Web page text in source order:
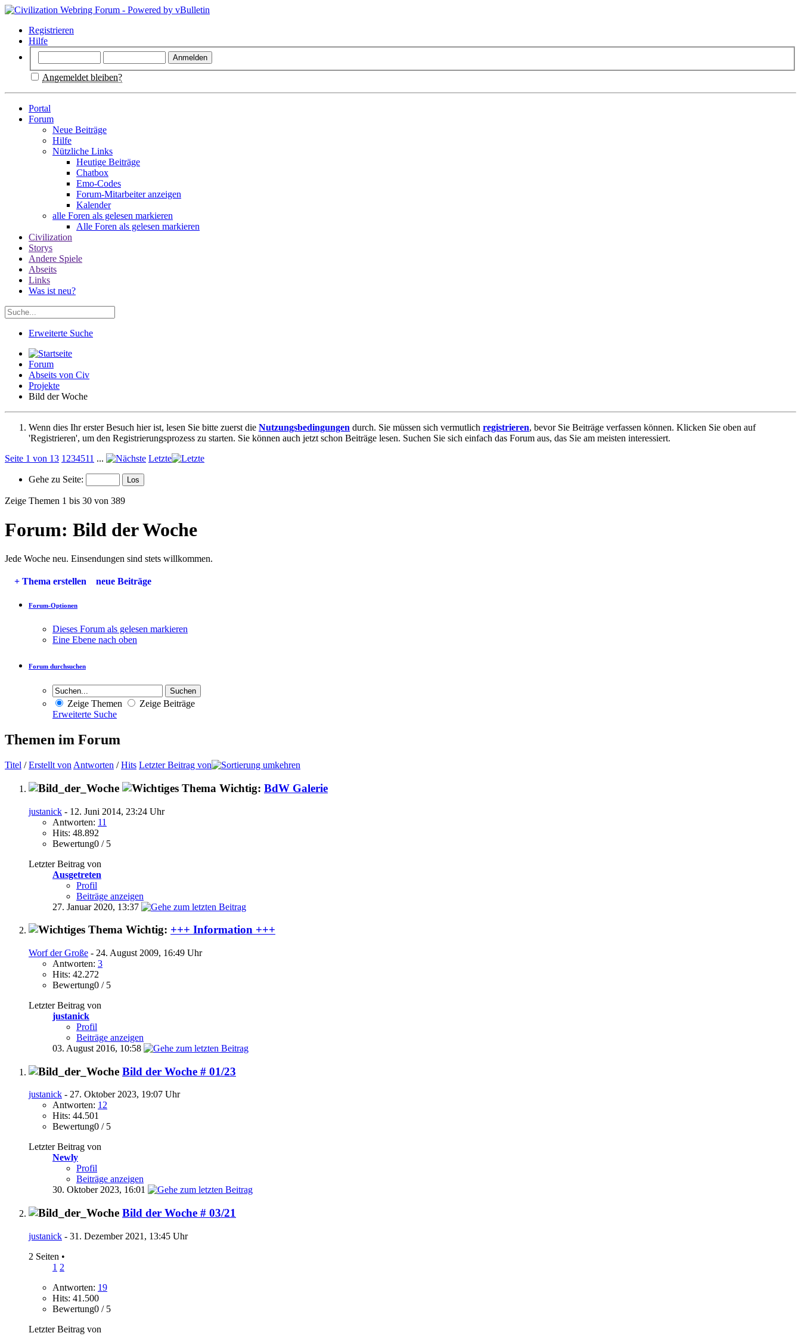
Registrieren
Hilfe
Angemeldet bleiben?
Portal
Forum
Neue Beiträge
Hilfe
Nützliche Links
Heutige Beiträge
Chatbox
Emo-Codes
Forum-Mitarbeiter anzeigen
Kalender
alle Foren als gelesen markieren
Alle Foren als gelesen markieren
Civilization
Storys
Andere Spiele
Abseits
Links
Was ist neu?
Erweiterte Suche
Forum
Abseits von Civ
Projekte
Bild der Woche
Wenn dies Ihr erster Besuch hier ist, lesen Sie bitte zuerst die Nutzungsbedingungen durch. Sie müssen sich vermutlich registrieren, bevor Sie Beiträge verfassen können. Klicken Sie oben auf
'Registrieren', um den Registrierungsprozess zu starten. Sie können auch jetzt schon Beiträge lesen. Suchen Sie sich einfach das Forum aus, das Sie am meisten interessiert.
Seite 1 von 13 1 234511 ... Letzte
Gehe zu Seite:
Zeige Themen 1 bis 30 von 389
Forum: Bild der Woche
Jede Woche neu. Einsendungen sind stets willkommen.
+ Thema erstellen neue Beiträge
Forum-Optionen
Dieses Forum als gelesen markieren
Eine Ebene nach oben
Forum durchsuchen
Zeige Themen
Zeige Beiträge
Erweiterte Suche
Themen im Forum
Titel /Erstellt von Antworten /Hits Letzter Beitrag von
Wichtig: BdW Galerie
justanick - 12. Juni 2014, 23:24 Uhr
Antworten: 11
Hits: 48.892
Bewertung0 / 5
Letzter Beitrag von
Ausgetreten
Profil
Beiträge anzeigen
27. Januar 2020, 13:37
Wichtig: +++ Information +++
Worf der Große - 24. August 2009, 16:49 Uhr
Antworten: 3
Hits: 42.272
Bewertung0 / 5
Letzter Beitrag von
justanick
Profil
Beiträge anzeigen
03. August 2016, 10:58
Bild der Woche # 01/23
justanick - 27. Oktober 2023, 19:07 Uhr
Antworten: 12
Hits: 44.501
Bewertung0 / 5
Letzter Beitrag von
Newly
Profil
Beiträge anzeigen
30. Oktober 2023, 16:01
Bild der Woche # 03/21
justanick - 31. Dezember 2021, 13:45 Uhr
2 Seiten •
1 2
Antworten: 19
Hits: 41.500
Bewertung0 / 5
Letzter Beitrag von